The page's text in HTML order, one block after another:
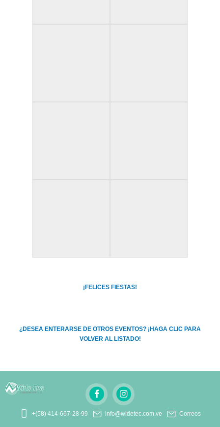
¡FELICES FIESTAS!
¿DESEA ENTERARSE DE OTROS EVENTOS? ¡HAGA CLIC PARA
VOLVER AL LISTADO!
+(58) 414-667-28-99 info@widetec.com.ve Correos